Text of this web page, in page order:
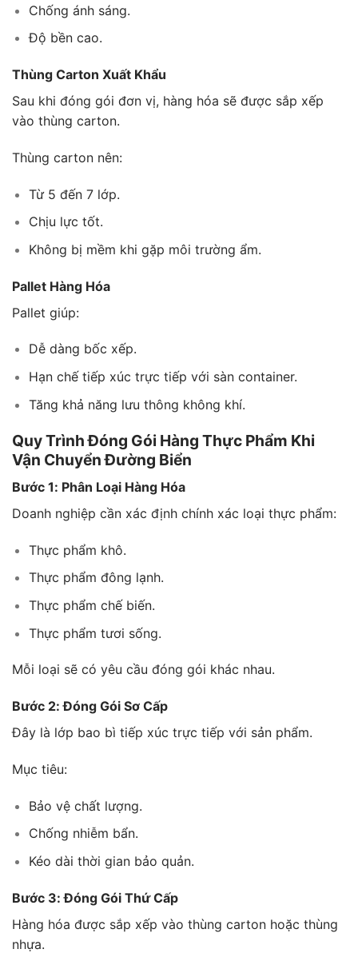
Chống ánh sáng.
Độ bền cao.
Thùng Carton Xuất Khẩu
Sau khi đóng gói đơn vị, hàng hóa sẽ được sắp xếp
vào thùng carton.
Thùng carton nên:
Từ 5 đến 7 lớp.
Chịu lực tốt.
Không bị mềm khi gặp môi trường ẩm.
Pallet Hàng Hóa
Pallet giúp:
Dễ dàng bốc xếp.
Hạn chế tiếp xúc trực tiếp với sàn container.
Tăng khả năng lưu thông không khí.
Quy Trình Đóng Gói Hàng Thực Phẩm Khi
Vận Chuyển Đường Biển
Bước 1: Phân Loại Hàng Hóa
Doanh nghiệp cần xác định chính xác loại thực phẩm:
Thực phẩm khô.
Thực phẩm đông lạnh.
Thực phẩm chế biến.
Thực phẩm tươi sống.
Mỗi loại sẽ có yêu cầu đóng gói khác nhau.
Bước 2: Đóng Gói Sơ Cấp
Đây là lớp bao bì tiếp xúc trực tiếp với sản phẩm.
Mục tiêu:
Bảo vệ chất lượng.
Chống nhiễm bẩn.
Kéo dài thời gian bảo quản.
Bước 3: Đóng Gói Thứ Cấp
Hàng hóa được sắp xếp vào thùng carton hoặc thùng
nhựa.